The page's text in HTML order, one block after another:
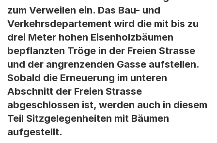
zum Verweilen ein. Das Bau- und
Verkehrsdepartement wird die mit bis zu
drei Meter hohen Eisenholzbäumen
bepflanzten Tröge in der Freien Strasse
und der angrenzenden Gasse aufstellen.
Sobald die Erneuerung im unteren
Abschnitt der Freien Strasse
abgeschlossen ist, werden auch in diesem
Teil Sitzgelegenheiten mit Bäumen
aufgestellt.